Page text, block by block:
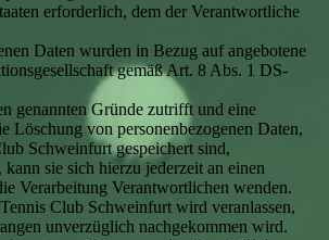
erforderlich, dem der Verantwortliche
Daten wurden in Bezug auf angebotene
gemäß Art. 8 Abs. 1 DS-
genannten Gründe zutrifft und eine
Löschung von personenbezogenen Daten,
Schweinfurt gespeichert sind,
kann sie sich hierzu jederzeit an einen
Verarbeitung Verantwortlichen wenden.
Club Schweinfurt wird veranlassen,
unverzüglich nachgekommen wird.